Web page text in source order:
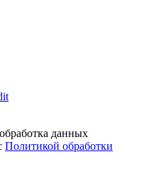
данных
Политикой обработки